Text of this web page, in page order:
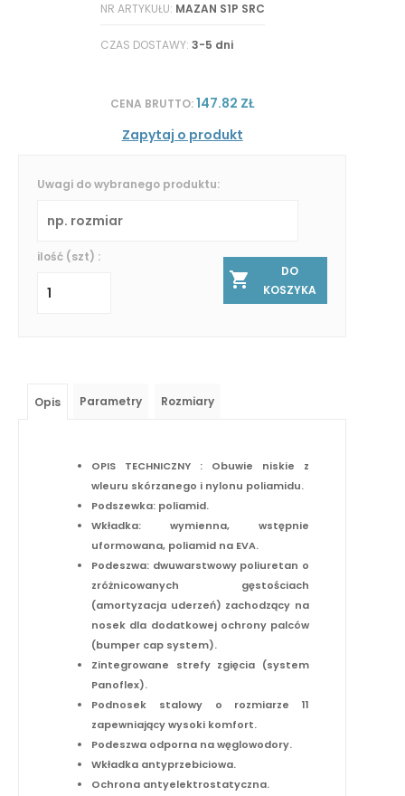
NR ARTYKUŁU: MAZAN S1P SRC
CZAS DOSTAWY: 3-5 dni
CENA BRUTTO:147.82 ZŁ
Zapytaj o produkt
Uwagi do wybranego produktu:
ilość (szt) :
DO
KOSZYKA
Opis Parametry Rozmiary
OPIS TECHNICZNY : Obuwie niskie z
wleuru skórzanego i nylonu poliamidu.
Podszewka: poliamid.
Wkładka: wymienna, wstępnie
uformowana, poliamid na EVA.
Podeszwa: dwuwarstwowy poliuretan o
zróżnicowanych gęstościach
(amortyzacja uderzeń) zachodzący na
nosek dla dodatkowej ochrony palców
(bumper cap system).
Zintegrowane strefy zgięcia (system
Panoflex).
Podnosek stalowy o rozmiarze 11
zapewniający wysoki komfort.
Podeszwa odporna na węglowodory.
Wkładka antyprzebiciowa.
Ochrona antyelektrostatyczna.